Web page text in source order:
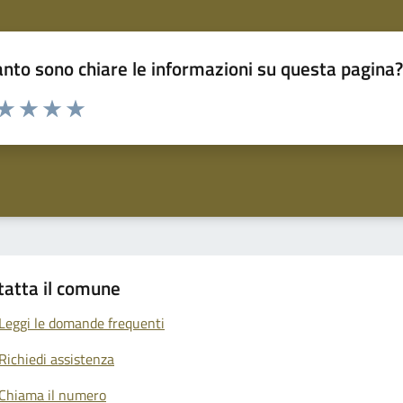
sono chiare le informazioni su questa pagina?
da 1 a 5 stelle la pagina
il comune
Leggi le domande frequenti
Richiedi assistenza
Chiama il numero